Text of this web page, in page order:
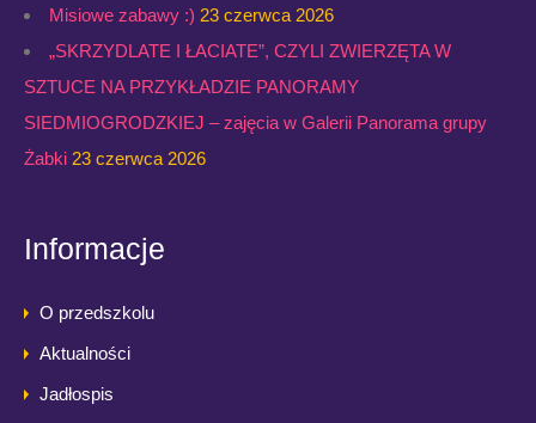
Misiowe zabawy :) 23 czerwca 2026
„SKRZYDLATE I ŁACIATE”, CZYLI ZWIERZĘTA W
SZTUCE NA PRZYKŁADZIE PANORAMY
SIEDMIOGRODZKIEJ – zajęcia w Galerii Panorama grupy
Żabki 23 czerwca 2026
Informacje
O przedszkolu
Aktualności
Jadłospis